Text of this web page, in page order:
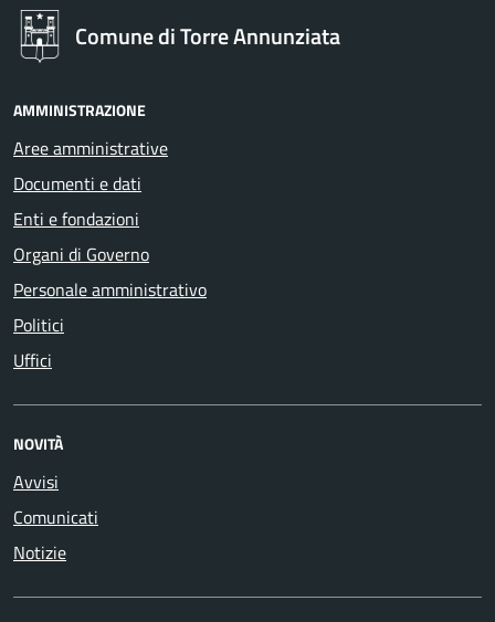
Comune di Torre Annunziata
AMMINISTRAZIONE
Aree amministrative
Documenti e dati
Enti e fondazioni
Organi di Governo
Personale amministrativo
Politici
Uffici
NOVITÀ
Avvisi
Comunicati
Notizie